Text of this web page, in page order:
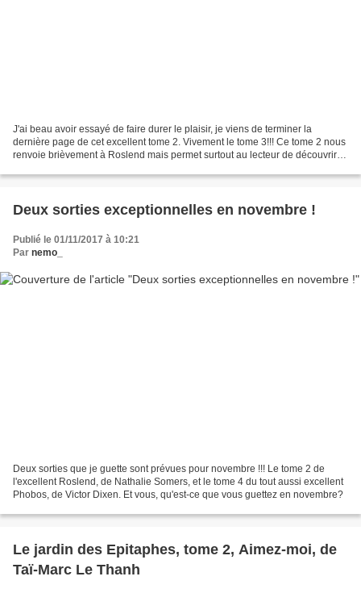
J'ai beau avoir essayé de faire durer le plaisir, je viens de terminer la
dernière page de cet excellent tome 2. Vivement le tome 3!!! Ce tome 2 nous
renvoie brièvement à Roslend mais permet surtout au lecteur de découvrir
Deux sorties exceptionnelles en novembre !
Publié le 01/11/2017 à 10:21
Par nemo_
Deux sorties que je guette sont prévues pour novembre !!! Le tome 2 de
l'excellent Roslend, de Nathalie Somers, et le tome 4 du tout aussi excellent
Phobos, de Victor Dixen. Et vous, qu'est-ce que vous guettez en novembre?
Le jardin des Epitaphes, tome 2, Aimez-moi, de
Taï-Marc Le Thanh